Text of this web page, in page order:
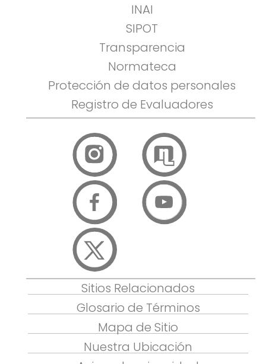
INAI
SIPOT
Transparencia
Normateca
Protección de datos personales
Registro de Evaluadores
Sitios Relacionados
Glosario de Términos
Mapa de Sitio
Nuestra Ubicación